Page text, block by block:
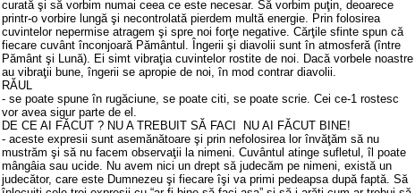
curată şi să vorbim numai ceea ce este necesar. Să vorbim puţin, deoarece
printr-o vorbire lungă şi necontrolată pierdem multă energie. Prin folosirea
cuvintelor nepermise atragem şi spre noi forţe negative. Cărţile sfinte spun că
fiecare cuvânt înconjoară Pământul. Îngerii şi diavolii sunt în atmosferă (între
Pământ şi Lună). Ei simt vibraţia cuvintelor rostite de noi. Dacă vorbele noastre
au vibraţii bune, îngerii se apropie de noi, în mod contrar diavolii.
RĂUL
- se poate spune în rugăciune, se poate citi, se poate scrie. Cei ce-1 rostesc
vor avea sigur parte de el.
DE CE AI FĂCUT ? NU A TREBUIT SĂ FACI NU AI FĂCUT BINE!
- aceste expresii sunt asemănătoare şi prin nefolosirea lor învăţăm să nu
mustrăm şi să nu facem observaţii la nimeni. Cuvântul atinge sufletul, îl poate
mângâia sau ucide. Nu avem nici un drept să judecăm pe nimeni, există un
judecător, care este Dumnezeu şi fiecare îşi va primi pedeapsa după faptă. Să